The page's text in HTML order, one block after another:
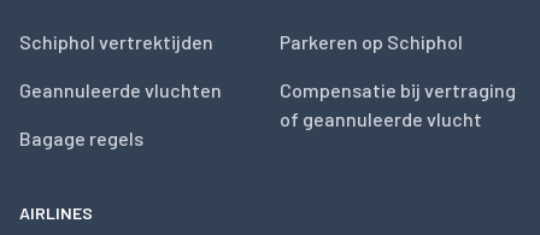
Schiphol vertrektijden
Geannuleerde vluchten
Bagage regels
Parkeren op Schiphol
Compensatie bij vertraging
of geannuleerde vlucht
AIRLINES